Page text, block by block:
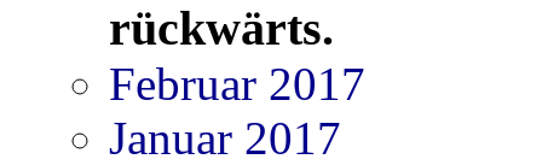
rückwärts.
Februar 2017
Januar 2017